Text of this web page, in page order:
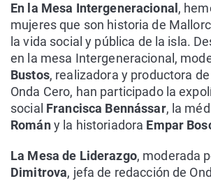
En la Mesa Intergeneracional ,
mujeres que son historia de
la vida social y pública de la isla.
en la mesa Intergeneracional,
Bustos, realizadora y productora
Onda Cero, han participado la
social Francisca Bennássar, la
Romány la historiadora Empar
La Mesa de Liderazgo, moderada
Dimitrova, jefa de redacción de